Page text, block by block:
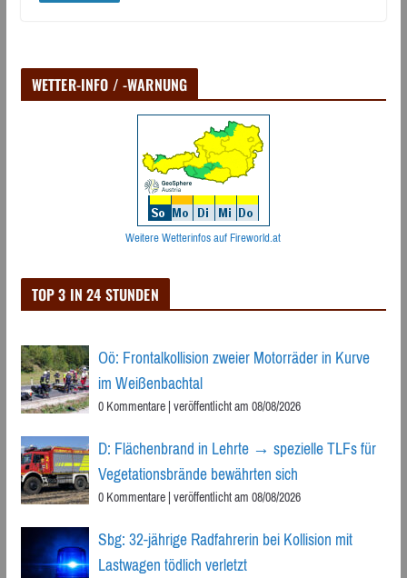
WETTER-INFO / -WARNUNG
Weitere Wetterinfos auf Fireworld.at
TOP 3 IN 24 STUNDEN
Oö: Frontalkollision zweier Motorräder in Kurve
im Weißenbachtal
0 Kommentare|veröffentlicht am 08/08/2026
D: Flächenbrand in Lehrte → spezielle TLFs für
Vegetationsbrände bewährten sich
0 Kommentare|veröffentlicht am 08/08/2026
Sbg: 32-jährige Radfahrerin bei Kollision mit
Lastwagen tödlich verletzt